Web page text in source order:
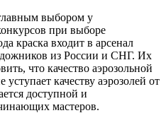
выбором у
при выборе
краска входит в арсенал
из России и СНГ. Их
что качество аэрозольной
качеству аэрозолей от
доступной и
мастеров.